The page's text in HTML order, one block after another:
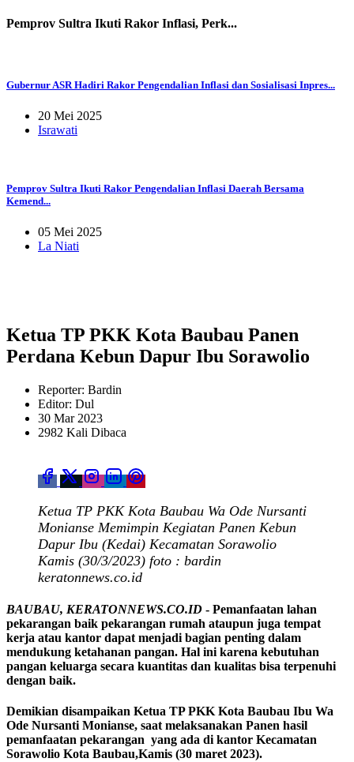
Pemprov Sultra Ikuti Rakor Inflasi, Perk...
Gubernur ASR Hadiri Rakor Pengendalian Inflasi dan Sosialisasi Inpres...
20 Mei 2025
Israwati
Pemprov Sultra Ikuti Rakor Pengendalian Inflasi Daerah Bersama
Kemend...
05 Mei 2025
La Niati
Ketua TP PKK Kota Baubau Panen
Perdana Kebun Dapur Ibu Sorawolio
Reporter: Bardin
Editor: Dul
30 Mar 2023
2982 Kali Dibaca
Ketua TP PKK Kota Baubau Wa Ode Nursanti
Monianse Memimpin Kegiatan Panen Kebun
Dapur Ibu (Kedai) Kecamatan Sorawolio
Kamis (30/3/2023) foto : bardin
keratonnews.co.id
BAUBAU, KERATONNEWS.CO.ID - Pemanfaatan lahan
pekarangan baik pekarangan rumah ataupun juga tempat
kerja atau kantor dapat menjadi bagian penting dalam
mendukung ketahanan pangan. Hal ini karena kebutuhan
pangan keluarga secara kuantitas dan kualitas bisa terpenuhi
dengan baik.
Demikian disampaikan Ketua TP PKK Kota Baubau Ibu Wa
Ode Nursanti Monianse, saat melaksanakan Panen hasil
pemanfaatan pekarangan yang ada di kantor Kecamatan
Sorawolio Kota Baubau,Kamis (30 maret 2023).